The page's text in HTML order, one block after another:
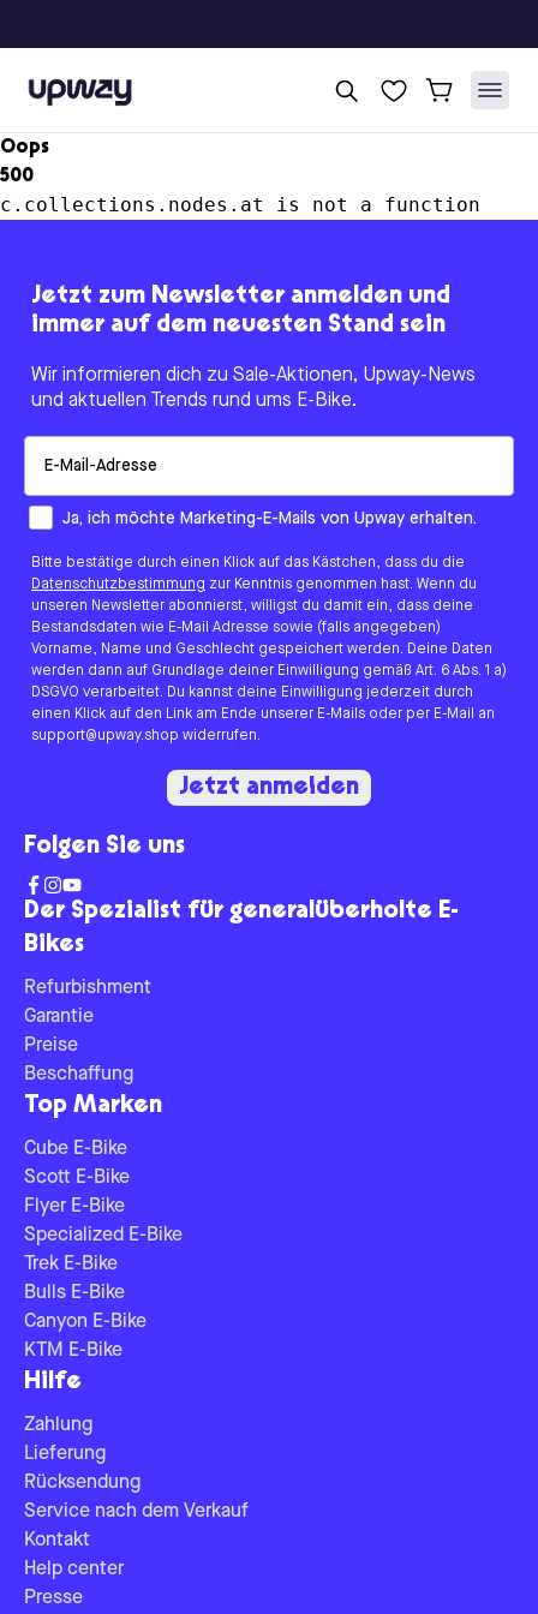
Upway
Oops
500
c.collections.nodes.at is not a function
Der Spezialist für generalüberholte E-
Bikes
Refurbishment
Garantie
Preise
Beschaffung
Top Marken
Cube E-Bike
Scott E-Bike
Flyer E-Bike
Specialized E-Bike
Trek E-Bike
Bulls E-Bike
Canyon E-Bike
KTM E-Bike
Hilfe
Zahlung
Lieferung
Rücksendung
Service nach dem Verkauf
Kontakt
Help center
Presse
Jetzt zum Newsletter anmelden und
immer auf dem neuesten Stand sein
Wir informieren dich zu Sale-Aktionen, Upway-News
und aktuellen Trends rund ums E-Bike.
How would you like to hear from us?
Ja, ich möchte Marketing-E-Mails von Upway erhalten.
Bitte bestätige durch einen Klick auf das Kästchen, dass du die
Datenschutzbestimmung zur Kenntnis genommen hast. Wenn du
unseren Newsletter abonnierst, willigst du damit ein, dass deine
Bestandsdaten wie E-Mail Adresse sowie (falls angegeben)
Vorname, Name und Geschlecht gespeichert werden. Deine Daten
werden dann auf Grundlage deiner Einwilligung gemäß Art. 6 Abs. 1 a)
DSGVO verarbeitet. Du kannst deine Einwilligung jederzeit durch
einen Klick auf den Link am Ende unserer E-Mails oder per E-Mail an
support@upway.shop widerrufen.
Jetzt anmelden
Folgen Sie uns